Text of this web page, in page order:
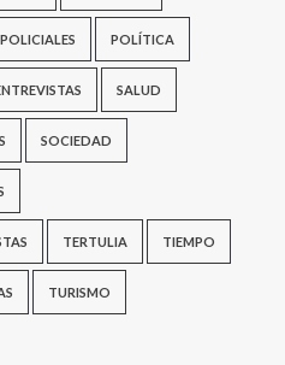
POLICIALES POLÍTICA
SALUD
SOCIEDAD
TERTULIA TIEMPO
TURISMO